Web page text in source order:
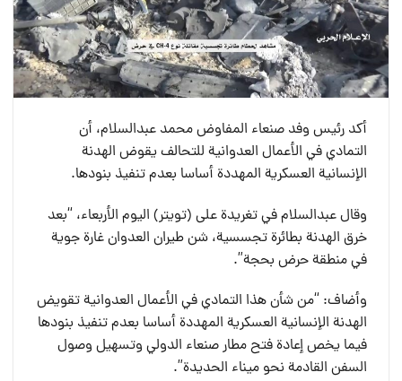
أكد رئيس وفد صنعاء المفاوض محمد عبدالسلام، أن
التمادي في الأعمال العدوانية للتحالف يقوض الهدنة
الإنسانية العسكرية المهددة أساسا بعدم تنفيذ بنودها.
وقال عبدالسلام في تغريدة على (تويتر) اليوم الأربعاء، “بعد
خرق الهدنة بطائرة تجسسية، شن طيران العدوان غارة جوية
في منطقة حرض بحجة”.
وأضاف: “من شأن هذا التمادي في الأعمال العدوانية تقويض
الهدنة الإنسانية العسكرية المهددة أساسا بعدم تنفيذ بنودها
فيما يخص إعادة فتح مطار صنعاء الدولي وتسهيل وصول
السفن القادمة نحو ميناء الحديدة”.